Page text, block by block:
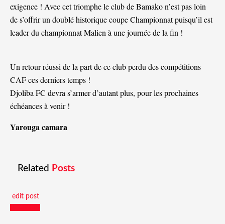
exigence ! Avec cet triomphe le club de Bamako n’est pas loin
de s’offrir un doublé historique coupe Championnat puisqu’il est
leader du championnat Malien à une journée de la fin !
Un retour réussi de la part de ce club perdu des compétitions
CAF ces derniers temps !
Djoliba FC devra s’armer d’autant plus, pour les prochaines
échéances à venir !
Yarouga camara
Related Posts
edit post